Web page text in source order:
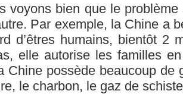
voyons bien que le problème
Par exemple, la Chine a
d’êtres humains, bientôt 2
elle autorise les familles
Chine possède beaucoup de
le charbon, le gaz de